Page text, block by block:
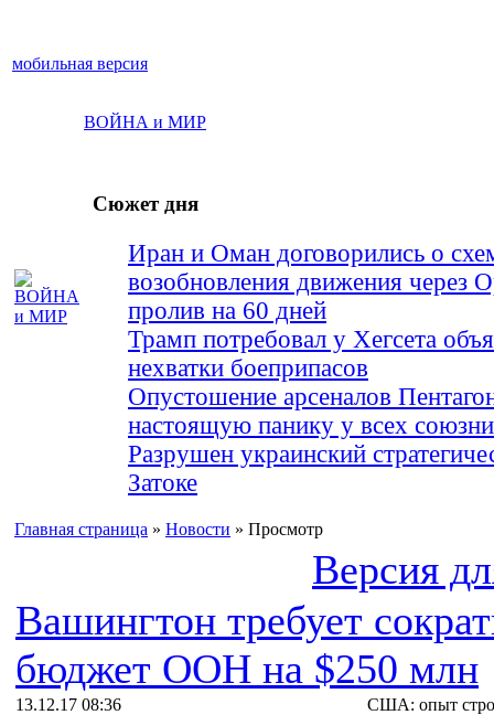
мобильная версия
ВОЙНА и МИР
Сюжет дня
Иран и Оман договорились о
возобновления движения через
пролив на 60 дней
Трамп потребовал у Хегсета
нехватки боеприпасов
Опустошение арсеналов
настоящую панику у всех
Разрушен украинский
Затоке
Главная страница » Новости » Просмотр
Версия
Вашингтон требует
бюджет ООН на $250 млн
13.12.17 08:36 США: опыт